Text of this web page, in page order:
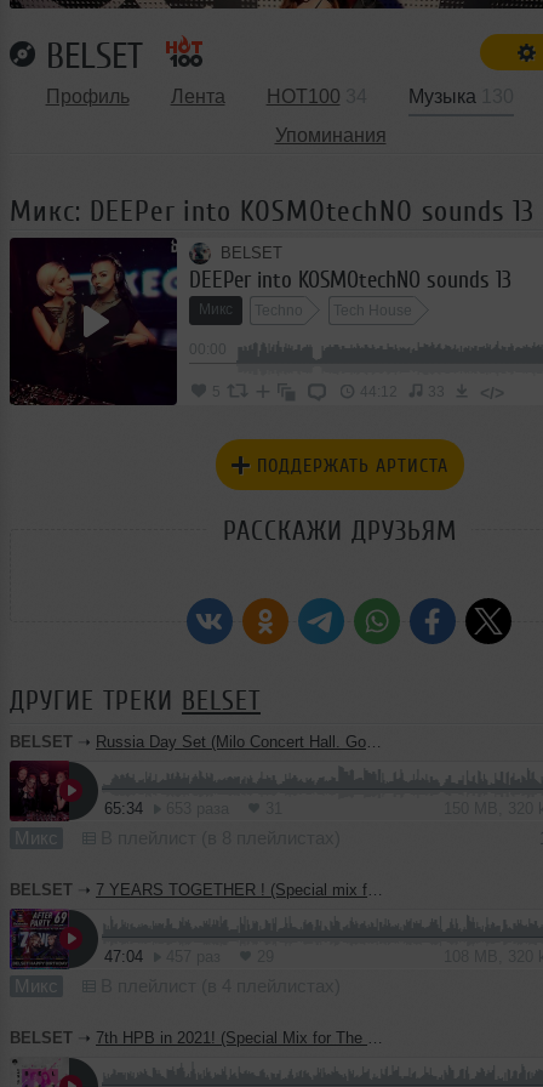
BELSET
Профиль Лента HOT100 Музыка
Упоминания
Микс: DEEPer into KOSMOtechNO sounds 13
BELSET
DEEPer into KOSMOtechNO sounds 13
Микс Techno Tech House
5 44:12 33 </>
ПОДДЕРЖАТЬ АРТИСТА
РАССКАЖИ ДРУЗЬЯМ
ДРУГИЕ ТРЕКИ BELSET
BELSET ➝ Russia Day Set (Milo Concert Hall. Goom Gum. 12.06.2021)
65:34
Микс
BELSET ➝ 7 YEARS TOGETHER ! (Special mix for Balalaika bar 15.05.21)
47:04
Микс
BELSET ➝ 7th HPB in 2021! (Special Mix for The Top Club 15.05.21)